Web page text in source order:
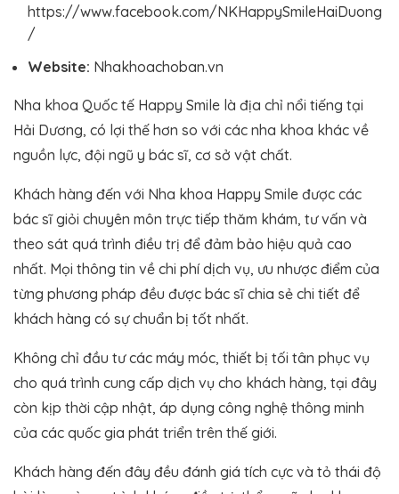
https://www.facebook.com/NKHappySmileHaiDuong
/
Website: Nhakhoachoban.vn
Nha khoa Quốc tế Happy Smile là địa chỉ nổi tiếng tại
Hải Dương, có lợi thế hơn so với các nha khoa khác về
nguồn lực, đội ngũ y bác sĩ, cơ sở vật chất.
Khách hàng đến với Nha khoa Happy Smile được các
bác sĩ giỏi chuyên môn trực tiếp thăm khám, tư vấn và
theo sát quá trình điều trị để đảm bảo hiệu quả cao
nhất. Mọi thông tin về chi phí dịch vụ, ưu nhược điểm của
từng phương pháp đều được bác sĩ chia sẻ chi tiết để
khách hàng có sự chuẩn bị tốt nhất.
Không chỉ đầu tư các máy móc, thiết bị tối tân phục vụ
cho quá trình cung cấp dịch vụ cho khách hàng, tại đây
còn kịp thời cập nhật, áp dụng công nghệ thông minh
của các quốc gia phát triển trên thế giới.
Khách hàng đến đây đều đánh giá tích cực và tỏ thái độ